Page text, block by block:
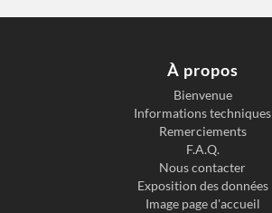
À propos
Bienvenue
Informations techniques
Remerciements
F.A.Q.
Nous contacter
Exposition des données
Image page d'accueil